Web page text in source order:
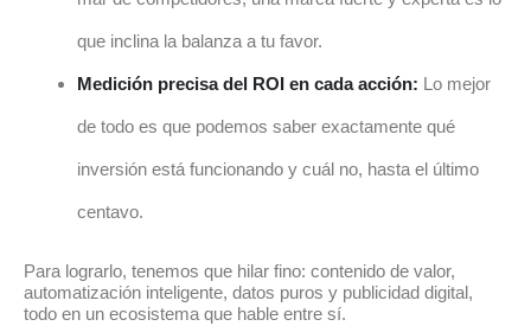
que inclina la balanza a tu favor.
Medición precisa del ROI en cada acción: Lo mejor
de todo es que podemos saber exactamente qué
inversión está funcionando y cuál no, hasta el último
centavo.
Para lograrlo, tenemos que hilar fino: contenido de valor,
automatización inteligente, datos puros y publicidad digital,
todo en un ecosistema que hable entre sí.